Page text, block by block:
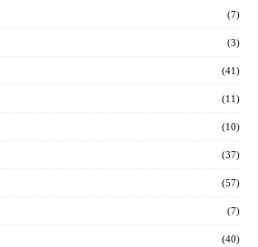
(7)
(3)
(41)
(11)
(10)
(37)
(57)
(7)
(40)